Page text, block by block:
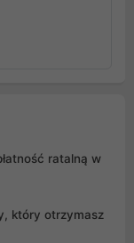
ratalną w
który otrzymasz